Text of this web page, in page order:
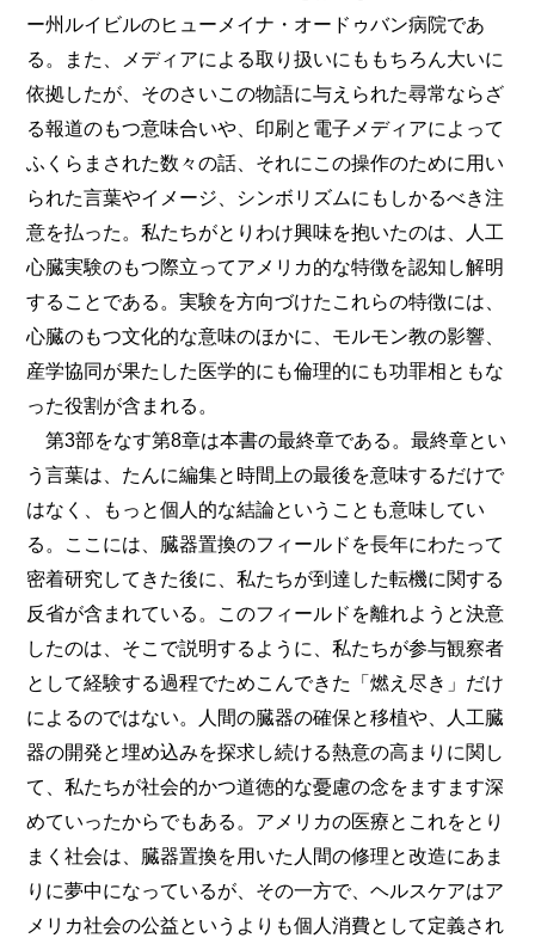
ー州ルイビルのヒューメイナ・オードゥバン病院であ
る。また、メディアによる取り扱いにももちろん大いに
依拠したが、そのさいこの物語に与えられた尋常ならざ
る報道のもつ意味合いや、印刷と電子メディアによって
ふくらまされた数々の話、それにこの操作のために用い
られた言葉やイメージ、シンボリズムにもしかるべき注
意を払った。私たちがとりわけ興味を抱いたのは、人工
心臓実験のもつ際立ってアメリカ的な特徴を認知し解明
することである。実験を方向づけたこれらの特徴には、
心臓のもつ文化的な意味のほかに、モルモン教の影響、
産学協同が果たした医学的にも倫理的にも功罪相ともな
った役割が含まれる。
第3部をなす第8章は本書の最終章である。最終章とい
う言葉は、たんに編集と時間上の最後を意味するだけで
はなく、もっと個人的な結論ということも意味してい
る。ここには、臓器置換のフィールドを長年にわたって
密着研究してきた後に、私たちが到達した転機に関する
反省が含まれている。このフィールドを離れようと決意
したのは、そこで説明するように、私たちが参与観察者
として経験する過程でためこんできた「燃え尽き」だけ
によるのではない。人間の臓器の確保と移植や、人工臓
器の開発と埋め込みを探求し続ける熱意の高まりに関し
て、私たちが社会的かつ道徳的な憂慮の念をますます深
めていったからでもある。アメリカの医療とこれをとり
まく社会は、臓器置換を用いた人間の修理と改造にあま
りに夢中になっているが、その一方で、ヘルスケアはア
メリカ社会の公益というよりも個人消費として定義され